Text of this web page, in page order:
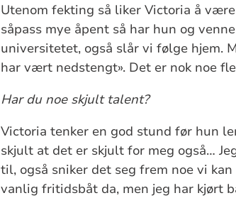
Utenom fekting så liker Victoria å
såpass mye åpent så har hun og
universitetet, også slår vi følge hjem.
har vært nedstengt». Det er nok noe
Har du noe skjult talent?
Victoria tenker en god stund før hun
skjult at det er skjult for meg også…
til, også sniker det seg frem noe vi
vanlig fritidsbåt da, men jeg har kjørt